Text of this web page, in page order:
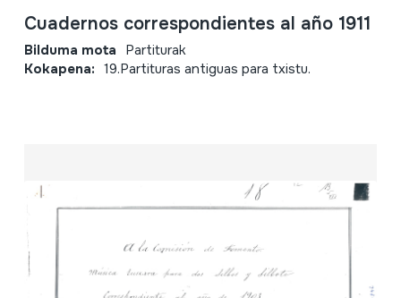
Cuadernos correspondientes al año 1911
Bilduma mota Partiturak
Kokapena: 19.Partituras antiguas para txistu.